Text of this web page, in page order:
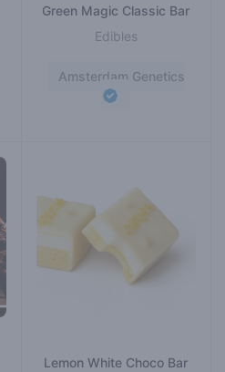
Green Magic Classic Bar
Edibles
Amsterdam Genetics
Lemon White Choco Bar